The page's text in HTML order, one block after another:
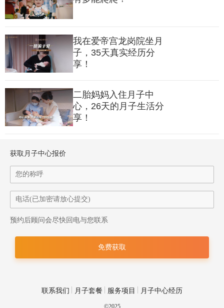
我在爱帝宫龙岗院坐月
子，35天真实经历分
享！
二胎妈妈入住月子中
心，26天的月子生活分
享！
获取月子中心报价
预约后顾问会尽快回电与您联系
联系我们 月子套餐 服务项目 月子中心经历
©2025